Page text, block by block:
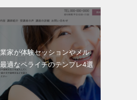
家が体験セッションやメル
適なペライチのテンプレ4選